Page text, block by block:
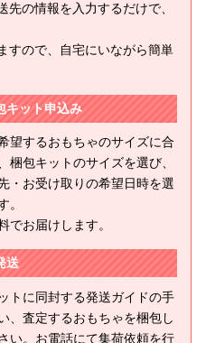
の情報を入力するだけで、
すので、自宅にいながら簡単
キット申込み
望するおもちゃのサイズに合
梱包キットのサイズを選び、
・お受け取りの希望日時を選
。
でお届けします。
送
トに同封する発送ガイドの手
、査定するおもちゃを梱包し
い。お電話にて集荷依頼を行